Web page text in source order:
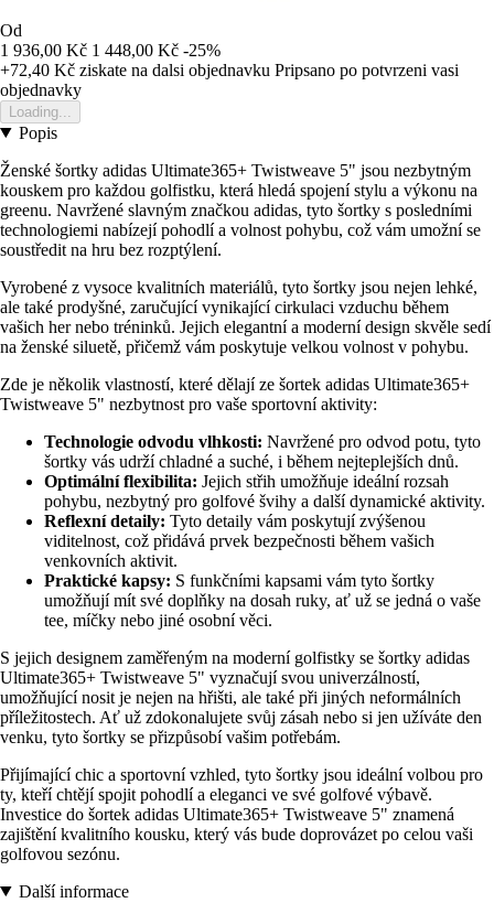
Od
1 936,00 Kč 1 448,00 Kč -25%
+72,40 Kč ziskate na dalsi objednavku Pripsano po potvrzeni vasi
objednavky
Loading...
Popis
Ženské šortky adidas Ultimate365+ Twistweave 5" jsou nezbytným
kouskem pro každou golfistku, která hledá spojení stylu a výkonu na
greenu. Navržené slavným značkou adidas, tyto šortky s posledními
technologiemi nabízejí pohodlí a volnost pohybu, což vám umožní se
soustředit na hru bez rozptýlení.
Vyrobené z vysoce kvalitních materiálů, tyto šortky jsou nejen lehké,
ale také prodyšné, zaručující vynikající cirkulaci vzduchu během
vašich her nebo tréninků. Jejich elegantní a moderní design skvěle sedí
na ženské siluetě, přičemž vám poskytuje velkou volnost v pohybu.
Zde je několik vlastností, které dělají ze šortek adidas Ultimate365+
Twistweave 5" nezbytnost pro vaše sportovní aktivity:
Technologie odvodu vlhkosti: Navržené pro odvod potu, tyto
šortky vás udrží chladné a suché, i během nejteplejších dnů.
Optimální flexibilita: Jejich střih umožňuje ideální rozsah
pohybu, nezbytný pro golfové švihy a další dynamické aktivity.
Reflexní detaily: Tyto detaily vám poskytují zvýšenou
viditelnost, což přidává prvek bezpečnosti během vašich
venkovních aktivit.
Praktické kapsy: S funkčními kapsami vám tyto šortky
umožňují mít své doplňky na dosah ruky, ať už se jedná o vaše
tee, míčky nebo jiné osobní věci.
S jejich designem zaměřeným na moderní golfistky se šortky adidas
Ultimate365+ Twistweave 5" vyznačují svou univerzálností,
umožňující nosit je nejen na hřišti, ale také při jiných neformálních
příležitostech. Ať už zdokonalujete svůj zásah nebo si jen užíváte den
venku, tyto šortky se přizpůsobí vašim potřebám.
Přijímající chic a sportovní vzhled, tyto šortky jsou ideální volbou pro
ty, kteří chtějí spojit pohodlí a eleganci ve své golfové výbavě.
Investice do šortek adidas Ultimate365+ Twistweave 5" znamená
zajištění kvalitního kousku, který vás bude doprovázet po celou vaši
golfovou sezónu.
Další informace